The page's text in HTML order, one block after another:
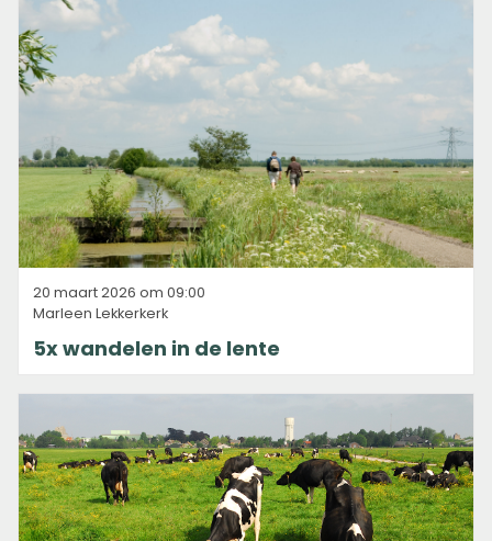
20 maart 2026 om 09:00
Marleen Lekkerkerk
5x wandelen in de lente